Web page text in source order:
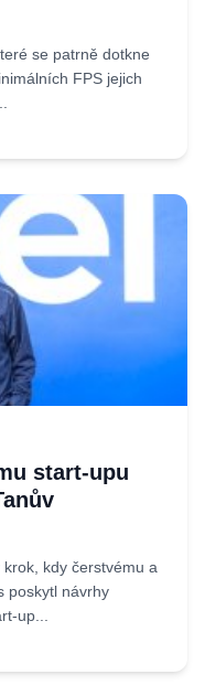
se patrně dotkne
FPS jejich
start-upu
kdy čerstvému a
poskytl návrhy
up...